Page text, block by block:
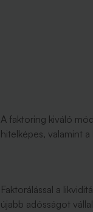
A faktoring kiváló
hitelképes, valamint
Faktorálással a
újabb adósságot